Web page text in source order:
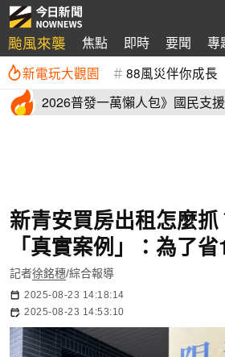
颱風來襲 焦點 即時 要聞 專
新電玩大觀園 88風災伴你成長
2026普發一萬懶人包》國民支
新青安買房出租怎麼
「真實案例」：為了
記者徐銘穗/綜合報導
2025-08-23 14:18:14
2025-08-23 14:53:10